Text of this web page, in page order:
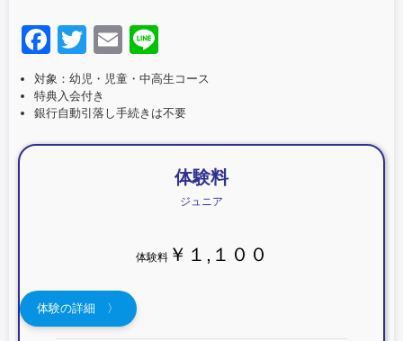
F
a
c
e
b
T
wi
tt
er
E
m n
対象：幼児・児童・中高生コース
特典入会付き
銀行自動引落し手続きは不要
体験料
ジュニア
体験料￥１,１００
体験の詳細 〉